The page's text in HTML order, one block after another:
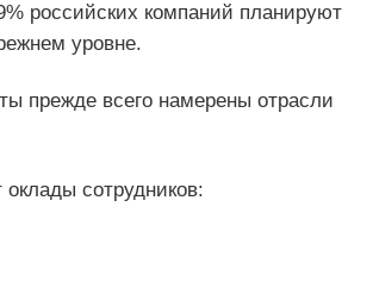
российских компаний планируют
уровне.
прежде всего намерены отрасли
сотрудников: